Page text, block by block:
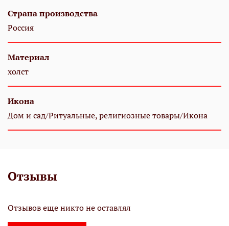
Страна производства
Россия
Материал
холст
Икона
Дом и сад/Ритуальные, религиозные товары/Икона
Отзывы
Отзывов еще никто не оставлял